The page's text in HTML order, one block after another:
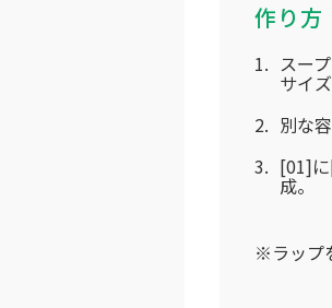
作り方
スー
サイ
別な
[01]
成。
※ラップ